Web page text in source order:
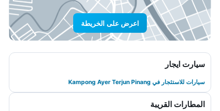
اعرض على الخريطة
سيارت ايجار
سيارات للاستئجار في Kampong Ayer Terjun Pinang
المطارات القريبة